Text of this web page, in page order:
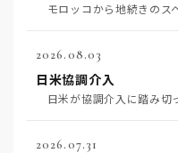
2026.08.03
日米協調介入
2026.07.31